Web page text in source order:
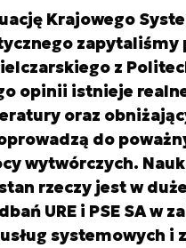
Krajowego
zapytaliśmy
z
opinii istnieje
oraz
do
wytwórczych.
rzeczy jest w
URE i PSE SA w
systemowych i